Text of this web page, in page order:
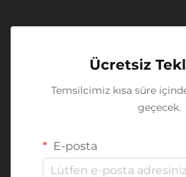
Ücretsiz
Temsilcimiz kısa süre
geçecek.
E-posta